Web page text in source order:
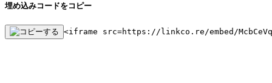
埋め込みコードをコピー
<iframe src=https://linkco.re/embed/